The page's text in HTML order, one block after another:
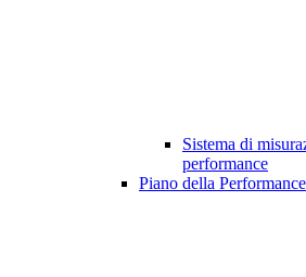
Sistema di
performance
Piano della Performance